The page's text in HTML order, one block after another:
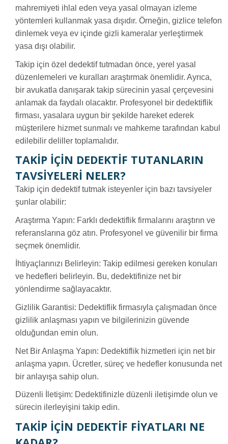
mahremiyeti ihlal eden veya yasal olmayan izleme
yöntemleri kullanmak yasa dışıdır. Örneğin, gizlice telefon
dinlemek veya ev içinde gizli kameralar yerleştirmek
yasa dışı olabilir.
Takip için özel dedektif tutmadan önce, yerel yasal
düzenlemeleri ve kuralları araştırmak önemlidir. Ayrıca,
bir avukatla danışarak takip sürecinin yasal çerçevesini
anlamak da faydalı olacaktır. Profesyonel bir dedektiflik
firması, yasalara uygun bir şekilde hareket ederek
müşterilere hizmet sunmalı ve mahkeme tarafından kabul
edilebilir deliller toplamalıdır.
TAKIP İÇIN DEDEKTIF TUTANLARIN
TAVSIYELERI NELER?
Takip için dedektif tutmak isteyenler için bazı tavsiyeler
şunlar olabilir:
Araştırma Yapın: Farklı dedektiflik firmalarını araştırın ve
referanslarına göz atın. Profesyonel ve güvenilir bir firma
seçmek önemlidir.
İhtiyaçlarınızı Belirleyin: Takip edilmesi gereken konuları
ve hedefleri belirleyin. Bu, dedektifinize net bir
yönlendirme sağlayacaktır.
Gizlilik Garantisi: Dedektiflik firmasıyla çalışmadan önce
gizlilik anlaşması yapın ve bilgilerinizin güvende
olduğundan emin olun.
Net Bir Anlaşma Yapın: Dedektiflik hizmetleri için net bir
anlaşma yapın. Ücretler, süreç ve hedefler konusunda net
bir anlayışa sahip olun.
Düzenli İletişim: Dedektifinizle düzenli iletişimde olun ve
sürecin ilerleyişini takip edin.
TAKIP İÇIN DEDEKTIF FIYATLARI NE